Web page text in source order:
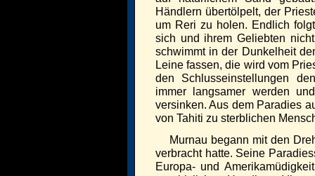
Händlern übertölpelt, der
um Reri zu holen. Endlich
sich und ihrem Geliebten
schwimmt in der Dunkelheit
Leine fassen, die wird vom
den Schlusseinstellungen
immer langsamer werden
versinken. Aus dem Paradies
von Tahiti zu sterblichen
Murnau begann mit den
verbracht hatte. Seine
Europa- und